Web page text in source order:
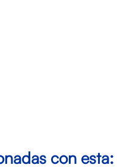
con esta: